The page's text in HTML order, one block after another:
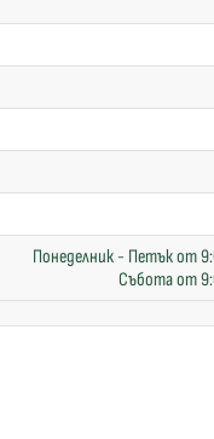
Понеделник - Петък от
Събота от